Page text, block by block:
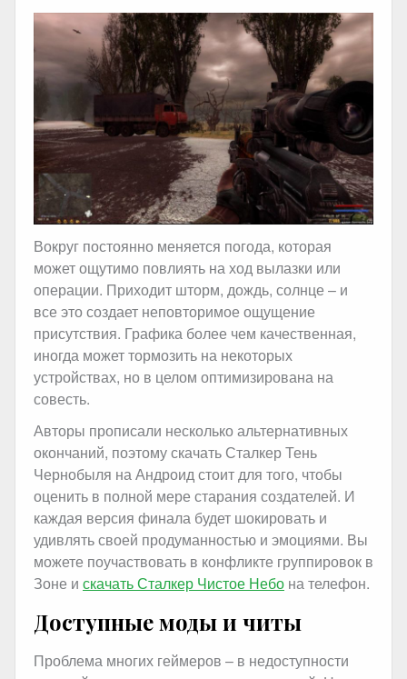
Вокруг постоянно меняется погода, которая
может ощутимо повлиять на ход вылазки или
операции. Приходит шторм, дождь, солнце – и
все это создает неповторимое ощущение
присутствия. Графика более чем качественная,
иногда может тормозить на некоторых
устройствах, но в целом оптимизирована на
совесть.
Авторы прописали несколько альтернативных
окончаний, поэтому скачать Сталкер Тень
Чернобыля на Андроид стоит для того, чтобы
оценить в полной мере старания создателей. И
каждая версия финала будет шокировать и
удивлять своей продуманностью и эмоциями. Вы
можете поучаствовать в конфликте группировок в
Зоне и скачать Сталкер Чистое Небо на телефон.
Доступные моды и читы
Проблема многих геймеров – в недоступности